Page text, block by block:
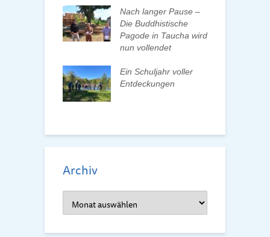
Nach langer Pause –
Die Buddhistische
Pagode in Taucha wird
nun vollendet
Ein Schuljahr voller
Entdeckungen
Archiv
Archiv